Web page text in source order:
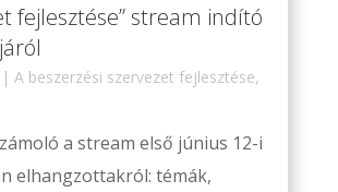
fejlesztése” stream indító
| A beszerzési szervezet fejlesztése,
a stream első június 12-i
elhangzottakról: témák,